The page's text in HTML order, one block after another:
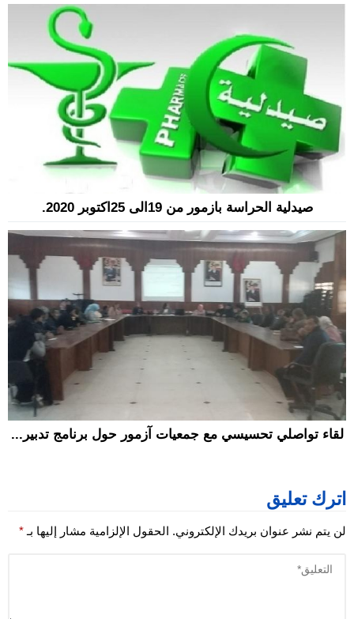
صيدلية الحراسة بازمور من 19الى 25اكتوبر 2020.
لقاء تواصلي تحسيسي مع جمعيات آزمور حول برنامج تدبير...
اترك تعليق
لن يتم نشر عنوان بريدك الإلكتروني. الحقول الإلزامية مشار إليها بـ *